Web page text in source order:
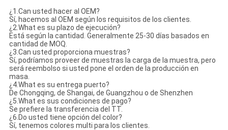
¿1.Can usted hacer al OEM?
Sí, hacemos al OEM según los requisitos de los clientes.
¿2.What es su plazo de ejecución?
Está según la cantidad. Generalmente 25-30 días basados en
cantidad de MOQ.
¿3.Can usted proporciona muestras?
Sí, podríamos proveer de muestras la carga de la muestra, pero
será reembolso si usted pone el orden de la producción en
masa.
¿4.What es su entrega puerto?
De Chongqing, de Shangai, de Guangzhou o de Shenzhen
¿5.What es sus condiciones de pago?
Se prefiere la transferencia del TT.
¿6.Do usted tiene opción del color?
Sí, tenemos colores multi para los clientes.